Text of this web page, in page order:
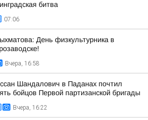
битва
07:06
День физкультурника в
Вчера, 16:58
Шандалович в Паданах почтил
бойцов Первой партизанской бригады
Вчера, 16:22